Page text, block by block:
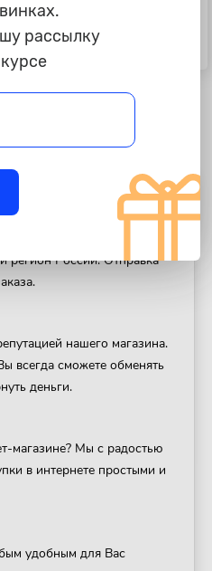
215 ₽
Очиститель двигателя "Vectron",
регион России. Отправка
нашего магазина.
всегда сможете обменять
деньги.
магазине? Мы с радостью
в интернете простыми и
удобным для Вас
рассылку